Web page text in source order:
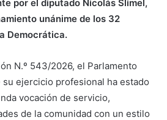
por el diputado Nicolás Slimel,
unánime de los 32
Democrática.
N.º 543/2026, el Parlamento
ejercicio profesional ha estado
vocación de servicio,
de la comunidad con un estilo